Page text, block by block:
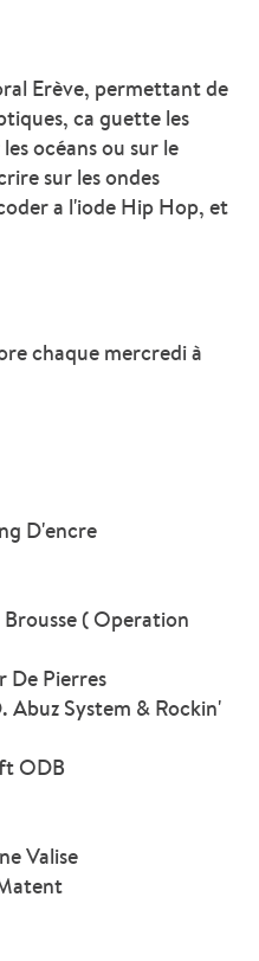
Erève, permettant de
ca guette les
océans ou sur le
sur les ondes
a l'iode Hip Hop, et
chaque mercredi à
D'encre
( Operation
De Pierres
Abuz System & Rockin'
ODB
Valise